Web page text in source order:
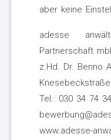
aber keine
adesse
Partnerschaft
z.Hd. Dr. Benno
Tel.: 030 34 74
www.adesse-